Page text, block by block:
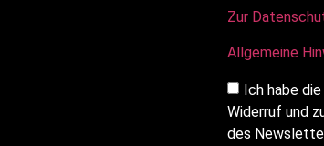
Zur
Allgemeine
Ich habe
Widerruf und
des